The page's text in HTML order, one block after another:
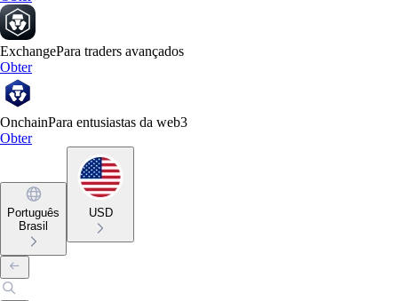
ExchangePara traders avançados
Obter
OnchainPara entusiastas da web3
Obter
Português
Brasil
USD